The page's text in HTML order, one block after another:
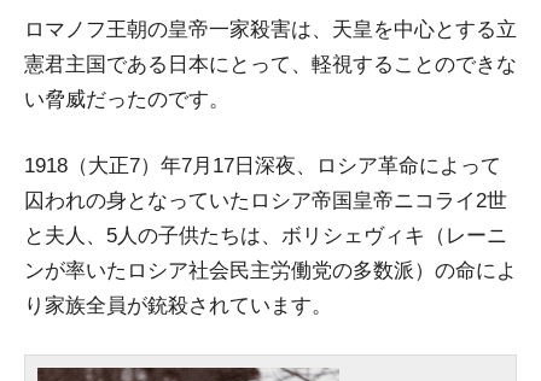
ロマノフ王朝の皇帝一家殺害は、天皇を中心とする立
憲君主国である日本にとって、軽視することのできな
い脅威だったのです。
1918（大正7）年7月17日深夜、ロシア革命によって
囚われの身となっていたロシア帝国皇帝ニコライ2世
と夫人、5人の子供たちは、ボリシェヴィキ（レーニ
ンが率いたロシア社会民主労働党の多数派）の命によ
り家族全員が銃殺されています。